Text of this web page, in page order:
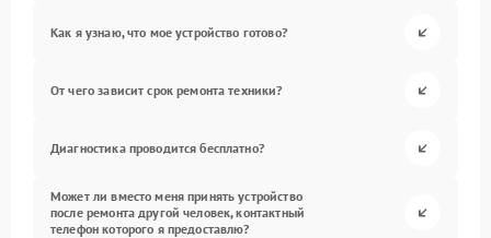
Как я узнаю, что мое устройство готово?
От чего зависит срок ремонта техники?
Диагностика проводится бесплатно?
Может ли вместо меня принять устройство
после ремонта другой человек, контактный
телефон которого я предоставлю?